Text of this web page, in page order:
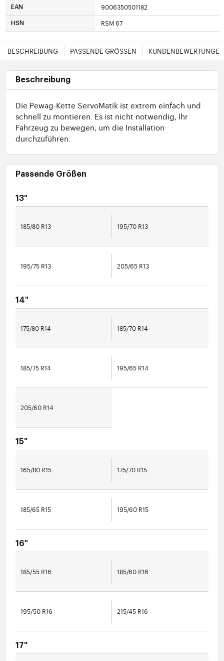
EAN 9006350501182
HSN RSM 67
BESCHREIBUNG PASSENDE GRÖSSEN KUNDENBEWERTUNGEN
Beschreibung
Die Pewag-Kette ServoMatik ist extrem einfach und
schnell zu montieren. Es ist nicht notwendig, Ihr
Fahrzeug zu bewegen, um die Installation
durchzuführen.
Passende Größen
13"
185/80 R13 195/70 R13
195/75 R13 205/65 R13
14"
175/80 R14 185/70 R14
185/75 R14 195/65 R14
205/60 R14
15"
165/80 R15 175/70 R15
185/65 R15 195/60 R15
16"
185/55 R16 185/60 R16
195/50 R16 215/45 R16
17"